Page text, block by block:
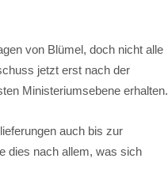
von Blümel, doch nicht alle
jetzt erst nach der
Ministeriumsebene erhalten.
auch bis zur
dies nach allem, was sich